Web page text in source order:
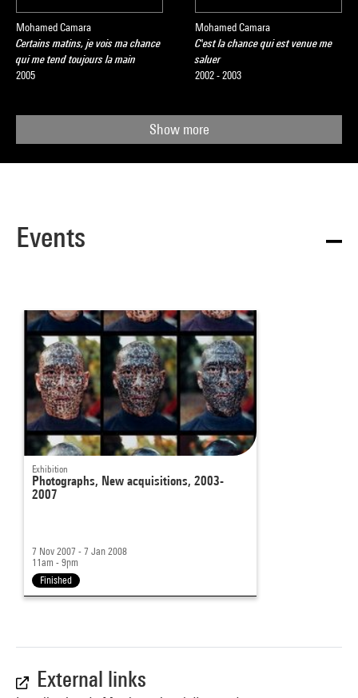
Mohamed Camara
Certains matins, je vois ma chance
qui me tend toujours la main
2005
Mohamed Camara
C'est la chance qui est venue me
saluer
2002 - 2003
Show more
Events
Exhibition
Photographs, New acquisitions, 2003-
2007
7 Nov 2007 - 7 Jan 2008
11am - 9pm
Finished
External links